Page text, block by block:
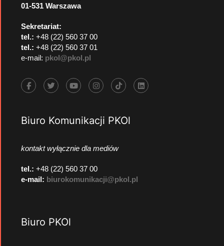
01-531 Warszawa
Sekretariat:
tel.: +48 (22) 560 37 00
tel.: +48 (22) 560 37 01
e-mail: pkol@pkol.pl
Biuro Komunikacji PKOl
kontakt wyłącznie dla mediów
tel.: +48 (22) 560 37 00
e-mail: biurokomunikacji@pkol.pl
Biuro PKOl